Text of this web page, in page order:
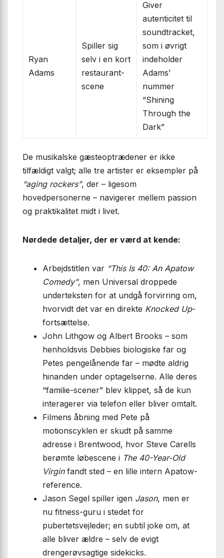
Ryan
Adams
Spiller sig
selv i en kort
restaurant-
scene
Giver
autenticitet til
soundtracket,
som i øvrigt
indeholder
Adams’
nummer
“Shining
Through the
Dark”
De musikalske gæsteoptrædener er ikke
tilfældigt valgt; alle tre artister er eksempler på
“aging rockers”, der – ligesom
hovedpersonerne – navigerer mellem passion
og praktikalitet midt i livet.
Nørdede detaljer, der er værd at kende:
Arbejdstitlen var “This Is 40: An Apatow
Comedy”, men Universal droppede
underteksten for at undgå forvirring om,
hvorvidt det var en direkte Knocked Up-
fortsættelse.
John Lithgow og Albert Brooks – som
henholdsvis Debbies biologiske far og
Petes penge­lånende far – mødte aldrig
hinanden under optagelserne. Alle deres
“familie-scener” blev klippet, så de kun
interagerer via telefon eller bliver omtalt.
Filmens åbning med Pete på
motionscyklen er skudt på samme
adresse i Brentwood, hvor Steve Carells
berømte løbe­scene i The 40-Year-Old
Virginfandt sted – en lille intern Apatow-
reference.
Jason Segel spiller igen Jason, men er
nu fitness-guru i stedet for
pubertetsvejleder; en subtil joke om, at
alle bliver ældre – selv de evigt
drengerøvsagtige sidekicks.